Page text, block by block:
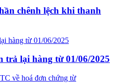
chênh lệch khi thanh
trả lại hàng từ 01/06/2025